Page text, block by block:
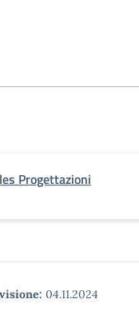
Progettazioni
04.11.2024